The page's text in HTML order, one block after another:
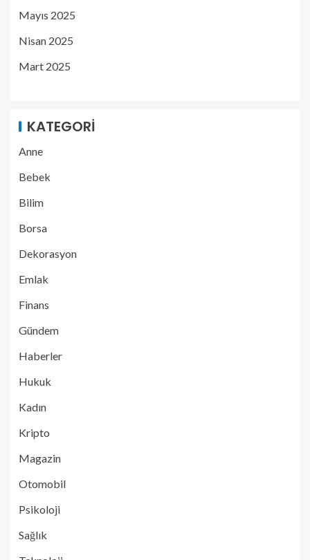
Mayıs 2025
Nisan 2025
Mart 2025
KATEGORI
Anne
Bebek
Bilim
Borsa
Dekorasyon
Emlak
Finans
Gündem
Haberler
Hukuk
Kadın
Kripto
Magazin
Otomobil
Psikoloji
Sağlık